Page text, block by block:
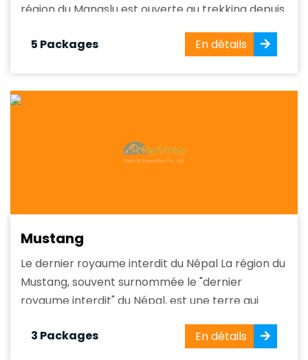
région du Manaslu est ouverte au trekking depuis
expérience de trekking inoubliable alliant
des forêts subtropicales...
5 Packages En détails
Mustang
Le dernier royaume interdit du Népal La région du
Mustang, souvent surnommée le "dernier
royaume interdit" du Népal, est une terre qui
ancienne, située au nord du Népal, près de la
3 Packages En détails